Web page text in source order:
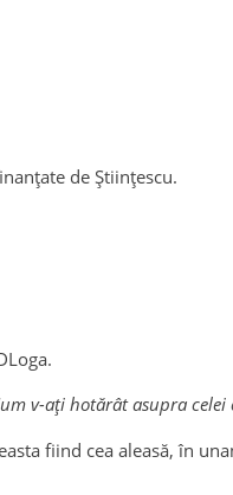
de Științescu.
v-ați hotărât asupra celei
fiind cea aleasă, în